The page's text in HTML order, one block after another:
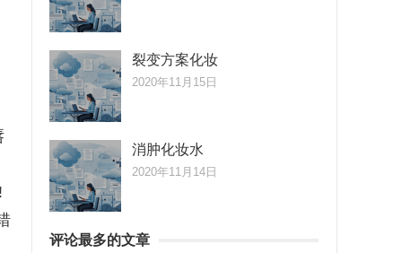
裂变方案化妆
2020年11月15日
消肿化妆水
2020年11月14日
评论最多的文章